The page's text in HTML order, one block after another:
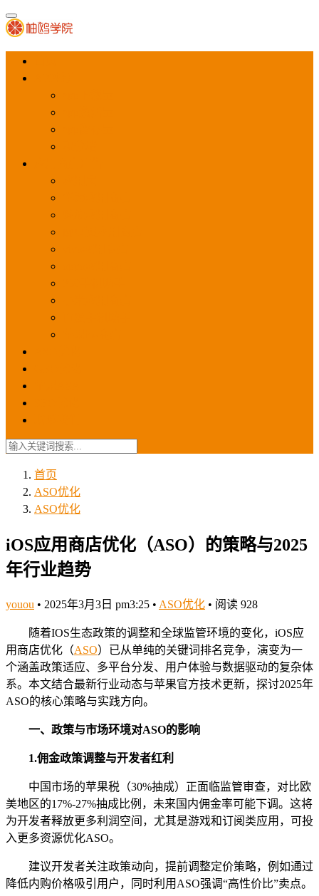
首页
ASO优化
ASO优化
iOS应用商店优化（ASO）的策略与2025
年行业趋势
youou • 2025年3月3日 pm3:25 • ASO优化 • 阅读 928
随着IOS生态政策的调整和全球监管环境的变化，iOS应
用商店优化（ASO）已从单纯的关键词排名竞争，演变为一
个涵盖政策适应、多平台分发、用户体验与数据驱动的复杂体
系。本文结合最新行业动态与苹果官方技术更新，探讨2025年
ASO的核心策略与实践方向。
一、政策与市场环境对ASO的影响
1.佣金政策调整与开发者红利
中国市场的苹果税（30%抽成）正面临监管审查，对比欧
美地区的17%-27%抽成比例，未来国内佣金率可能下调。这将
为开发者释放更多利润空间，尤其是游戏和订阅类应用，可投
入更多资源优化ASO。
建议开发者关注政策动向，提前调整定价策略，例如通过
降低内购价格吸引用户，同时利用ASO强调“高性价比”卖点。